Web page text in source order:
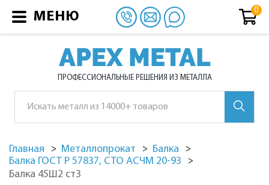
APEX METAL
ПРОФЕССИОНАЛЬНЫЕ РЕШЕНИЯ ИЗ МЕТАЛЛА
Главная Металлопрокат
Балка
Балка ГОСТ Р 57837, СТО АСЧМ 20-93
Балка 45Ш2 ст3
МЕНЮ